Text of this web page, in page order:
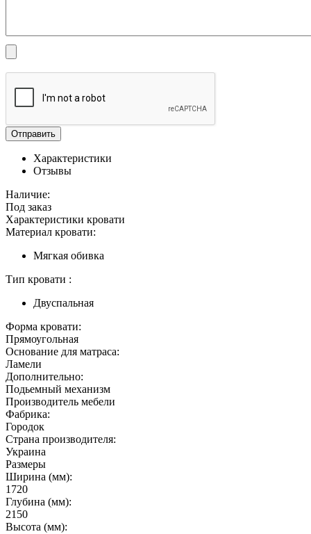
Отправить
Характеристики
Отзывы
Наличие:
Под заказ
Характеристики кровати
Материал кровати:
Мягкая обивка
Тип кровати :
Двуспальная
Форма кровати:
Прямоугольная
Основание для матраса:
Ламели
Дополнительно:
Подьемный механизм
Производитель мебели
Фабрика:
Городок
Страна производителя:
Украина
Размеры
Ширина (мм):
1720
Глубина (мм):
2150
Высота (мм):